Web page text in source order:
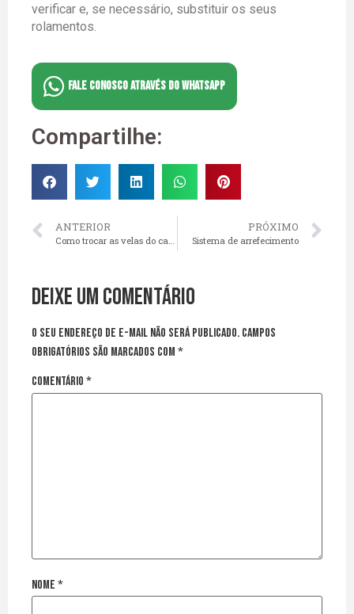
verificar e, se necessário, substituir os seus
rolamentos.
FALE CONOSCO ATRAVÉS DO WHATSAPP
Compartilhe:
ANTERIOR
Como trocar as velas do carro
PRÓXIMO
Sistema de arrefecimento
Deixe um comentário
O seu endereço de e-mail não será publicado. Campos
obrigatórios são marcados com *
Comentário *
Nome *